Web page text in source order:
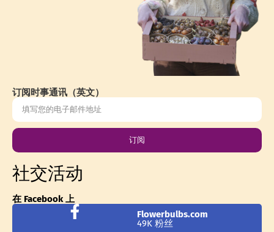
订阅时事通讯（英文）
订阅
社交活动
在 Facebook 上
Flowerbulbs.com
49K 粉丝